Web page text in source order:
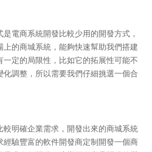
電商系統開發比較少用的開發方式，
的商城系統，能夠快速幫助我們搭建
定的局限性，比如它的拓展性可能不
調整，所以需要我們仔細挑選一個合
較明確企業需求，開發出來的商城系統
經驗豐富的軟件開發商定制開發一個商